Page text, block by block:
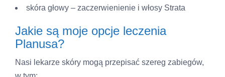
skóra głowy – zaczerwienienie i włosy Strata
Jakie są moje opcje leczenia
Planusa?
Nasi lekarze skóry mogą przepisać szereg zabiegów,